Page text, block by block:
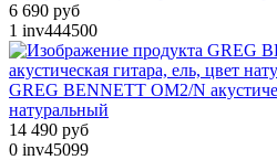
6 690 руб
1 inv444500
GREG BENNETT OM2/N
натуральный
14 490 руб
0 inv45099